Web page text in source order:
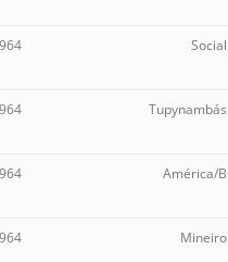
Social
Tupynambás
América/B
Mineiro